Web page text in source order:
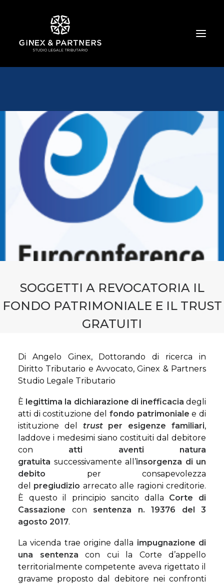
CHI SIAMO
TRIBUTARIO E PENALE TRIBUTARIO
GESTIONE E PROTEZIONE DEL PATRIMONIO
SOCIETARIO E CONTRATTUALISTICA
COMMERCIO INTERNAZIONALE
BANCARIO E FINANZIARIO
NEWS ED EVENTI
SOGGETTI A REVOCATORIA IL
FONDO PATRIMONIALE E IL TRUST
GRATUITI
Di Angelo Ginex, Dottorando di ricerca in
Diritto Tributario e Avvocato, Ginex & Partners
Studio Legale Tributario
È legittima la dichiarazione di inefficacia degli
atti di costituzione del fondo patrimoniale e di
istituzione del trustper esigenze familiari,
laddove i medesimi siano costituiti dal debitore
con atti aventi natura
gratuita successivamente all’insorgenza di un
debito per consapevolezza
del
pregiudizio arrecato alle ragioni creditorie.
È questo il principio sancito dalla Corte di
Cassazione con sentenza n. 19376 del 3
agosto 2017.
La vicenda trae origine dalla impugnazione di
una sentenza con cui la Corte d’appello
territorialmente competente aveva rigettato il
gravame proposto dal debitore nei confronti